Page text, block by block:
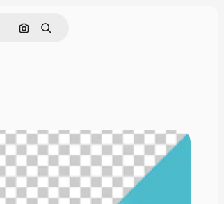
Поиск по изображению
Поиск